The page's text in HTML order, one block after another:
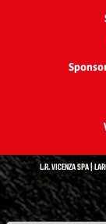
L.R. VICENZA SPA |